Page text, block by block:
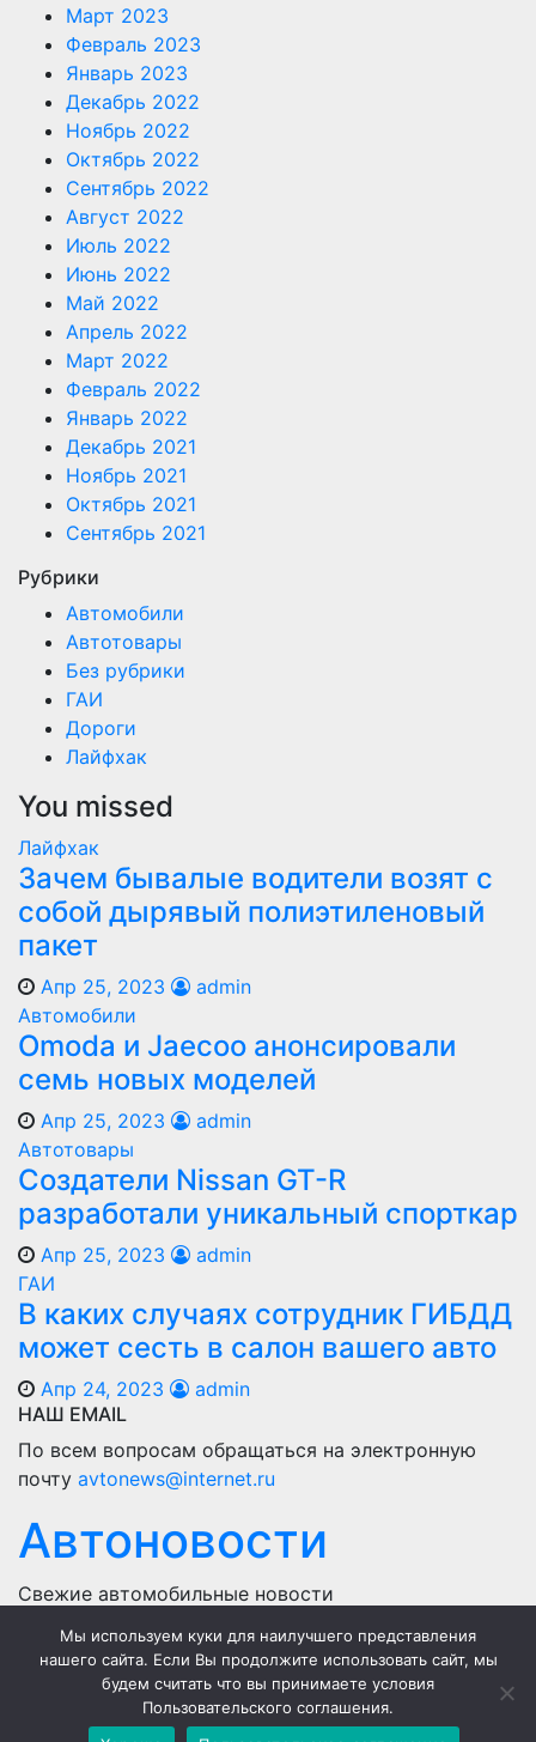
Март 2023
Февраль 2023
Январь 2023
Декабрь 2022
Ноябрь 2022
Октябрь 2022
Сентябрь 2022
Август 2022
Июль 2022
Июнь 2022
Май 2022
Апрель 2022
Март 2022
Февраль 2022
Январь 2022
Декабрь 2021
Ноябрь 2021
Октябрь 2021
Сентябрь 2021
Рубрики
Автомобили
Автотовары
Без рубрики
ГАИ
Дороги
Лайфхак
You missed
Лайфхак
Зачем бывалые водители возят с
собой дырявый полиэтиленовый
пакет
Апр 25, 2023
admin
Автомобили
Оmoda и Jaecoo анонсировали
семь новых моделей
Апр 25, 2023
admin
Автотовары
Создатели Nissan GT-R
разработали уникальный спорткар
Апр 25, 2023
admin
ГАИ
В каких случаях сотрудник ГИБДД
может сесть в салон вашего авто
Апр 24, 2023
admin
НАШ EMAIL
По всем вопросам обращаться на электронную
почту avtonews@internet.ru
Автоновости
Свежие автомобильные новости
Home
Политика конфиденциальности
Пользовательское соглашение
Мы используем куки для наилучшего представления
нашего сайта. Если Вы продолжите использовать сайт, мы
будем считать что вы принимаете условия
Пользовательского соглашения.